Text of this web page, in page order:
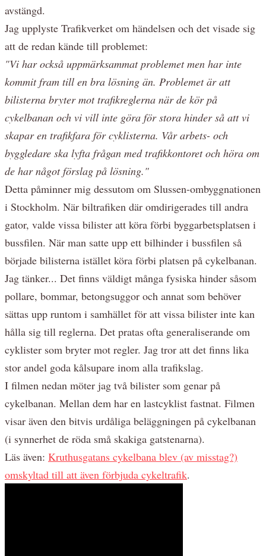
avstängd.
Jag upplyste Trafikverket om händelsen och det visade sig
att de redan kände till problemet:
"Vi har också uppmärksammat problemet men har inte
kommit fram till en bra lösning än. Problemet är att
bilisterna bryter mot trafikreglerna när de kör på
cykelbanan och vi vill inte göra för stora hinder så att vi
skapar en trafikfara för cyklisterna. Vår arbets- och
byggledare ska lyfta frågan med trafikkontoret och höra om
de har något förslag på lösning."
Detta påminner mig dessutom om Slussen-ombyggnationen
i Stockholm. När biltrafiken där omdirigerades till andra
gator, valde vissa bilister att köra förbi byggarbetsplatsen i
bussfilen. När man satte upp ett bilhinder i bussfilen så
började bilisterna istället köra förbi platsen på cykelbanan.
Jag tänker... Det finns väldigt många fysiska hinder såsom
pollare, bommar, betongsuggor och annat som behöver
sättas upp runtom i samhället för att vissa bilister inte kan
hålla sig till reglerna. Det pratas ofta generaliserande om
cyklister som bryter mot regler. Jag tror att det finns lika
stor andel goda kålsupare inom alla trafikslag.
I filmen nedan möter jag två bilister som genar på
cykelbanan. Mellan dem har en lastcyklist fastnat. Filmen
visar även den bitvis urdåliga beläggningen på cykelbanan
(i synnerhet de röda små skakiga gatstenarna).
Läs även: Kruthusgatans cykelbana blev (av misstag?)
omskyltad till att även förbjuda cykeltrafik.